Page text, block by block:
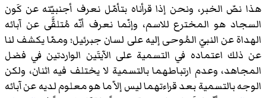
هذا نصّ الخبر، ونحن إذا قرأناه بتأمّل نعرف أجنبيّته عن كَون
السجاد هو المخترع للاسم، وإنّما نعرف أنّه مُتلقَّى عن آبائه
الهداة عن النبيّ المُوحى إليه على لسان جبرئيل؛ وممّا يكشف لنا
عن ذلك اعتماده في التسمية على الآيتَين الواردتين في فضل
المجاهد، وعدم ارتباطهما بالتسمية لا يختلف فيه اثنان، ولكن
الوجه بالتسمية بعد قراءتهما ليس إلاّ ما هو معلوم لديه عن آبائه